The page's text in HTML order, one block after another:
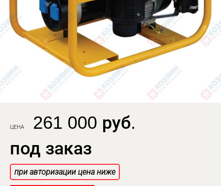
ЦЕНА
261 000 руб.
под заказ
при авторизации цена ниже